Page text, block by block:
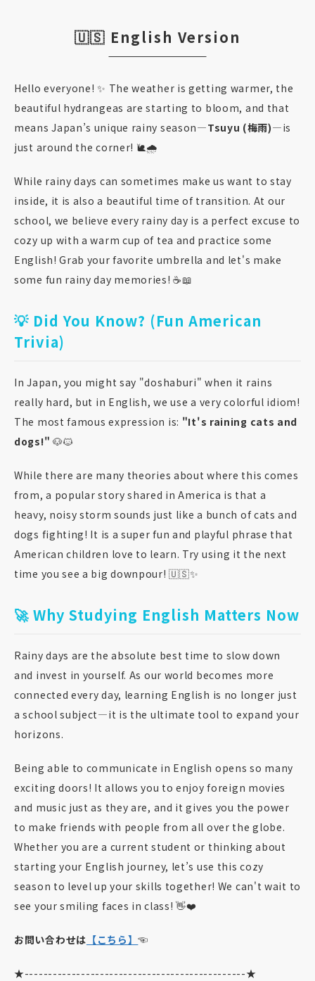
🇺🇸 English Version
Hello everyone! ✨ The weather is getting warmer, the
beautiful hydrangeas are starting to bloom, and that
means Japan’s unique rainy season—Tsuyu (梅雨)—is
just around the corner! 🐌🌧️
While rainy days can sometimes make us want to stay
inside, it is also a beautiful time of transition. At our
school, we believe every rainy day is a perfect excuse to
cozy up with a warm cup of tea and practice some
English! Grab your favorite umbrella and let's make
some fun rainy day memories! ☕📖
💡 Did You Know? (Fun American
Trivia)
In Japan, you might say "doshaburi" when it rains
really hard, but in English, we use a very colorful idiom!
The most famous expression is: "It's raining cats and
dogs!" 🐶🐱
While there are many theories about where this comes
from, a popular story shared in America is that a
heavy, noisy storm sounds just like a bunch of cats and
dogs fighting! It is a super fun and playful phrase that
American children love to learn. Try using it the next
time you see a big downpour! 🇺🇸✨
🚀 Why Studying English Matters Now
Rainy days are the absolute best time to slow down
and invest in yourself. As our world becomes more
connected every day, learning English is no longer just
a school subject—it is the ultimate tool to expand your
horizons.
Being able to communicate in English opens so many
exciting doors! It allows you to enjoy foreign movies
and music just as they are, and it gives you the power
to make friends with people from all over the globe.
Whether you are a current student or thinking about
starting your English journey, let’s use this cozy
season to level up your skills together! We can't wait to
see your smiling faces in class! 👋❤️
お問い合わせは 【こちら】☜
★-----------------------------------------------★